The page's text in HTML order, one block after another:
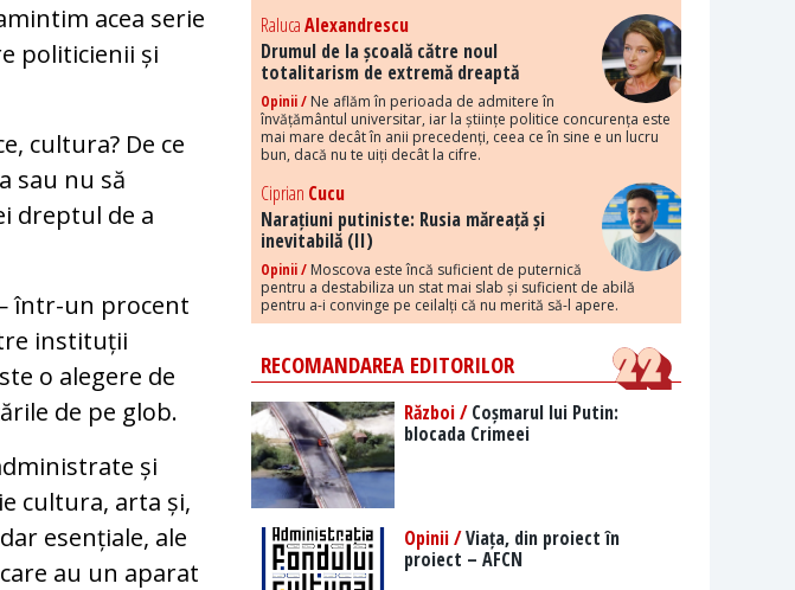
acea serie
politicienii și
cultura? De ce
sau nu să
dreptul de a
într-un procent
instituții
o alegere de
de pe glob.
și
cultura, arta și,
esențiale, ale
au un aparat
RalucaAlexandrescu
Drumul de la școală către noul
totalitarism de extremă dreaptă
Opinii / Ne aflăm în perioada de admitere în
învățământul universitar, iar la științe politice concurența este
mai mare decât în anii precedenți, ceea ce în sine e un lucru
bun, dacă nu te uiți decât la cifre.
Ciprian Cucu
Narațiuni putiniste: Rusia măreață și
inevitabilă (II)
Opinii / Moscova este încă suficient de puternică
pentru a destabiliza un stat mai slab și suficient de abilă
pentru a-i convinge pe ceilalți că nu merită să-l apere.
RECOMANDAREA EDITORILOR
Război /Coșmarul lui Putin:
blocada Crimeei
Opinii /Viața, din proiect în
proiect – AFCN